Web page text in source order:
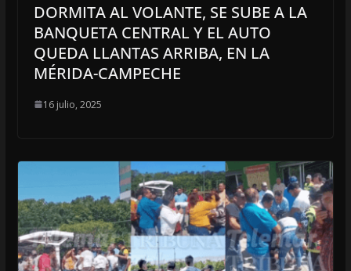
DORMITA AL VOLANTE, SE SUBE A LA
BANQUETA CENTRAL Y EL AUTO
QUEDA LLANTAS ARRIBA, EN LA
MÉRIDA-CAMPECHE
16 julio, 2025